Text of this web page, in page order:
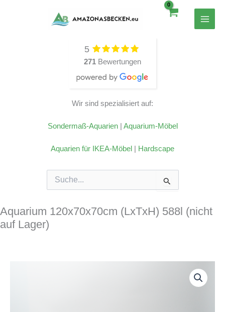
5
271 Bewertungen
Wir sind spezialisiert auf:
Sondermaß-Aquarien| Aquarium-Möbel
Aquarien für IKEA-Möbel | Hardscape
Suchen
nach:
Aquarium 120x70x70cm (LxTxH) 588l (nicht
auf Lager)